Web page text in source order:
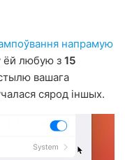
напрамую
ёй любую з 15
вашага
сярод іншых.